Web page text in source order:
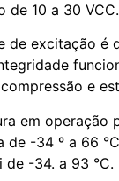
de 10 a 30 VCC.
de excitação é
e
em operação
de -34 º a 66
de -34. a 93 °C.